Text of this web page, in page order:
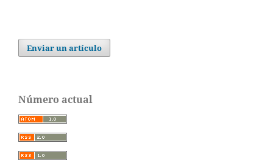
Enviar un artículo
Número actual